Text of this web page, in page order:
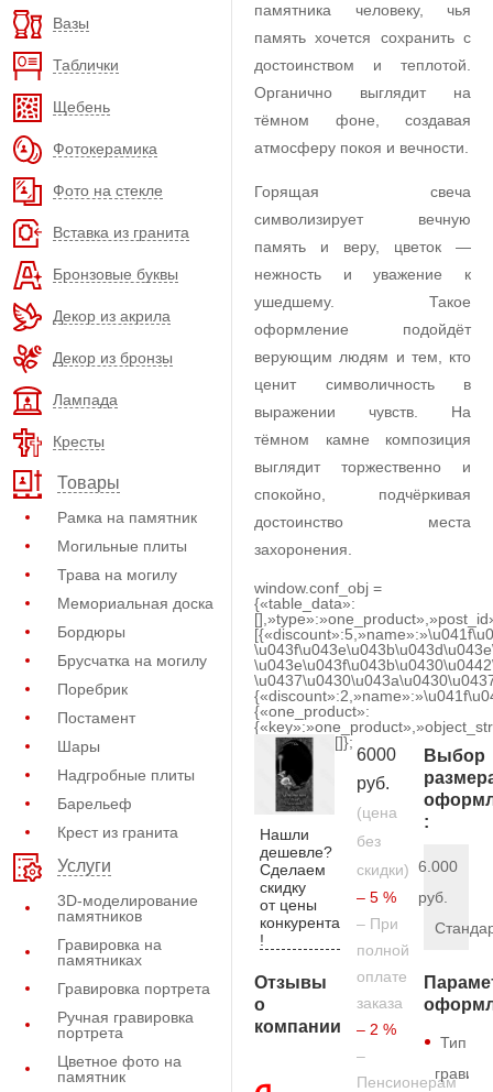
Вазы
Таблички
Щебень
Фотокерамика
Фото на стекле
Вставка из гранита
Бронзовые буквы
Декор из акрила
Декор из бронзы
Лампада
Кресты
Товары
Рамка на памятник
Могильные плиты
Трава на могилу
Мемориальная доска
Бордюры
Брусчатка на могилу
Поребрик
Постамент
Шары
Надгробные плиты
Барельеф
Крест из гранита
Услуги
3D-моделирование
памятников
Гравировка на
памятниках
Гравировка портрета
Ручная гравировка
портрета
Цветное фото на
памятник
памятника человеку, чья
память хочется сохранить с
достоинством и теплотой.
Органично выглядит на
тёмном фоне, создавая
атмосферу покоя и вечности.
Горящая свеча
символизирует вечную
память и веру, цветок —
нежность и уважение к
ушедшему. Такое
оформление подойдёт
верующим людям и тем, кто
ценит символичность в
выражении чувств. На
тёмном камне композиция
выглядит торжественно и
спокойно, подчёркивая
достоинство места
захоронения.
window.conf_obj =
{«table_data»:
{«one_product»:
[]};
Нашли
дешевле?
Сделаем
скидку
от цены
конкурента
!
Отзывы
о
компании
6000
руб.
(цена
без
скидки)
– 5 %
– При
полной
оплате
заказа
– 2 %
–
Пенсионерам
Выбор
:
6.000
руб.
Тип